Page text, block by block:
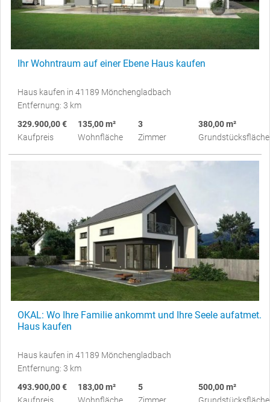
Ihr Wohntraum auf einer Ebene Haus kaufen
Haus kaufen in 41189 Mönchengladbach
Entfernung: 3 km
329.900,00 €
Kaufpreis
135,00 m²
Wohnfläche
3
Zimmer
380,00 m²
Grundstücksfläche
OKAL: Wo Ihre Familie ankommt und Ihre Seele aufatmet.
Haus kaufen
Haus kaufen in 41189 Mönchengladbach
Entfernung: 3 km
493.900,00 €
Kaufpreis
183,00 m²
Wohnfläche
5
Zimmer
500,00 m²
Grundstücksfläche